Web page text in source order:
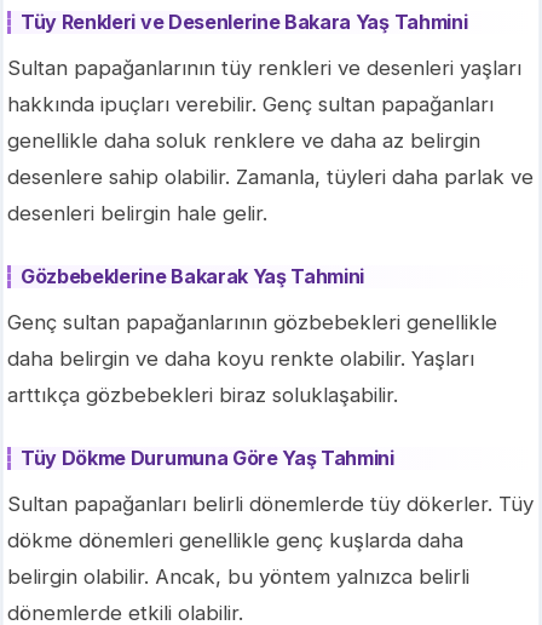
Tüy Renkleri ve Desenlerine Bakara Yaş Tahmini
Sultan papağanlarının tüy renkleri ve desenleri yaşları
hakkında ipuçları verebilir. Genç sultan papağanları
genellikle daha soluk renklere ve daha az belirgin
desenlere sahip olabilir. Zamanla, tüyleri daha parlak ve
desenleri belirgin hale gelir.
Gözbebeklerine Bakarak Yaş Tahmini
Genç sultan papağanlarının gözbebekleri genellikle
daha belirgin ve daha koyu renkte olabilir. Yaşları
arttıkça gözbebekleri biraz soluklaşabilir.
Tüy Dökme Durumuna Göre Yaş Tahmini
Sultan papağanları belirli dönemlerde tüy dökerler. Tüy
dökme dönemleri genellikle genç kuşlarda daha
belirgin olabilir. Ancak, bu yöntem yalnızca belirli
dönemlerde etkili olabilir.